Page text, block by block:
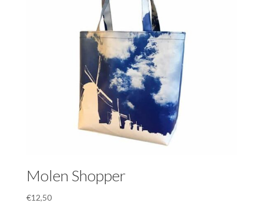
Molen Shopper
€12,50